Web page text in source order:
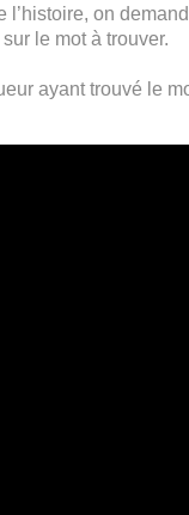
on
le mot à trouver.
ayant trouvé le